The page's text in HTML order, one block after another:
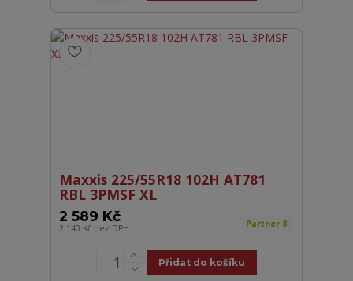
Maxxis 225/55R18 102H AT781
RBL 3PMSF XL
2 589 Kč
2 140 Kč bez DPH Partner 8
Přidat do košíku